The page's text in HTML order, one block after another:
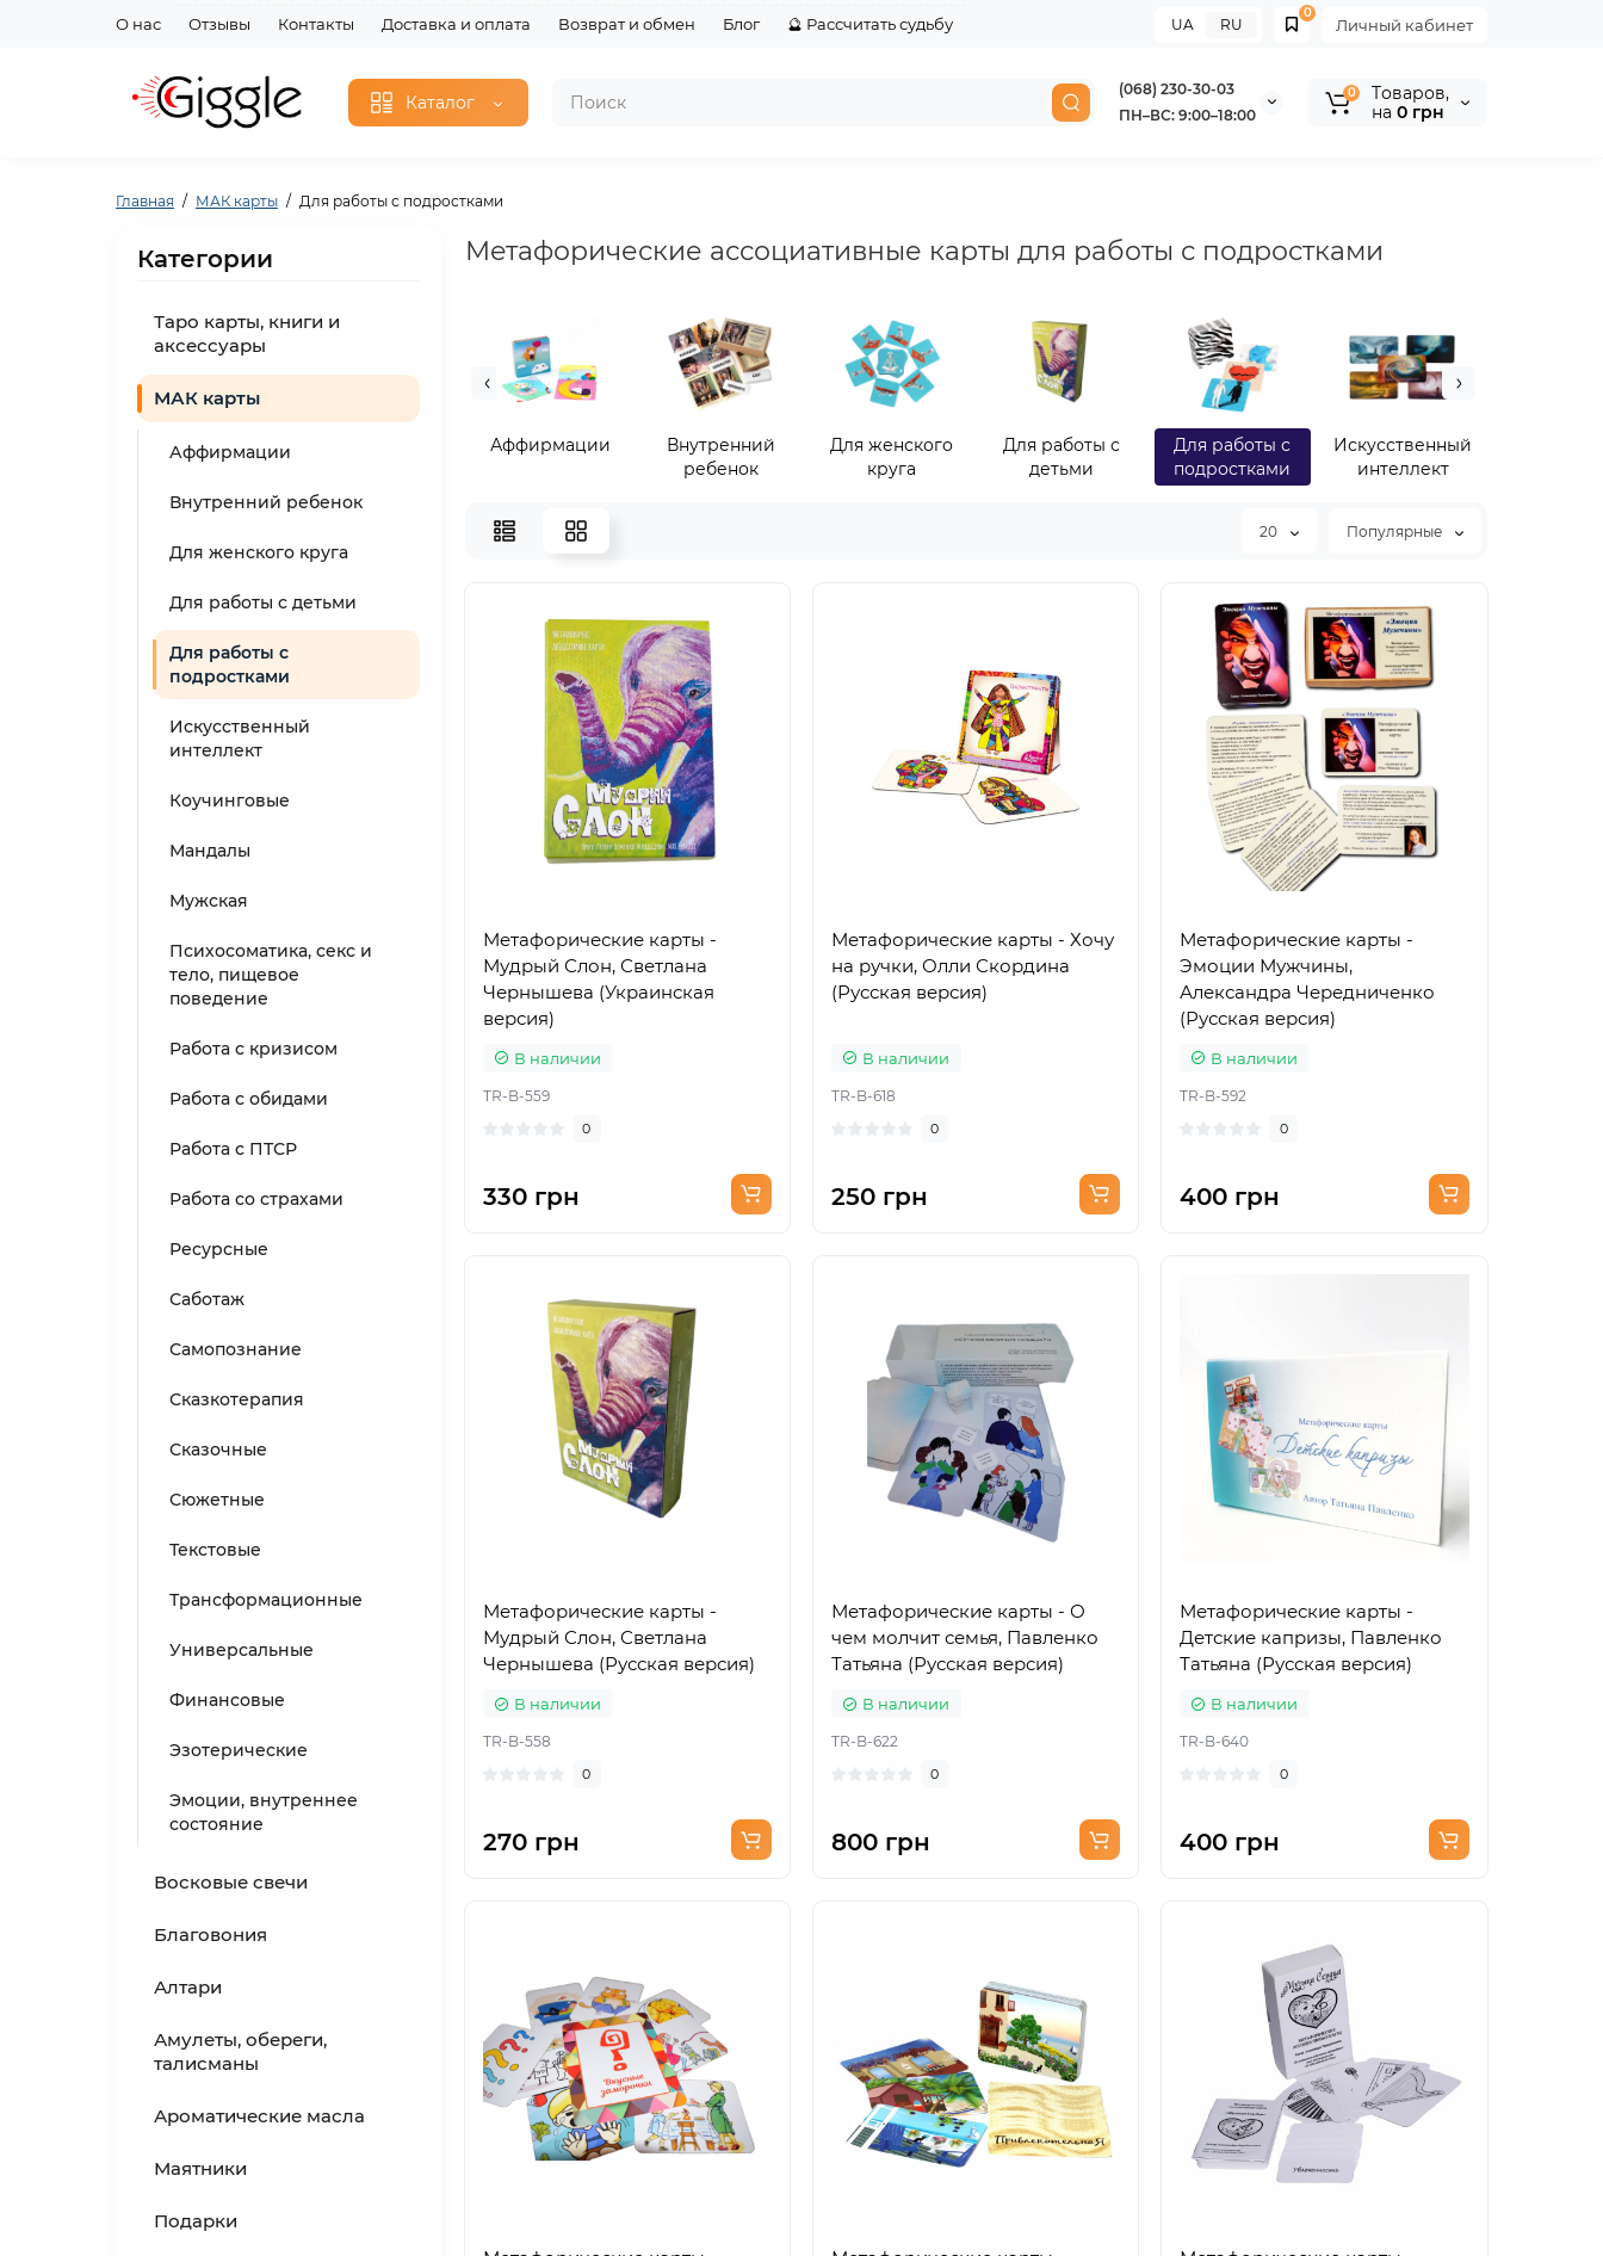
О нас Отзывы Контакты Доставка и оплата Возврат и обмен Блог 🔮 Рассчитать судьбу Личный кабинет
0
UA RU
Каталог
(068) 230-30-03
ПН–ВС: 9:00–18:00
0
Tоваров,
на 0 грн
Главная МАК карты Для работы с подростками
Категории
Таро карты, книги и
аксессуары
МАК карты
Аффирмации
Внутренний ребенок
Для женского круга
Для работы с детьми
Для работы с
подростками
Искусственный
интеллект
Коучинговые
Мандалы
Мужская
Психосоматика, секс и
тело, пищевое
поведение
Работа с кризисом
Работа с обидами
Работа с ПТСР
Работа со страхами
Ресурсные
Саботаж
Самопознание
Сказкотерапия
Сказочные
Сюжетные
Текстовые
Трансформационные
Универсальные
Финансовые
Эзотерические
Эмоции, внутреннее
состояние
Восковые свечи
Благовония
Алтари
Амулеты, обереги,
талисманы
Ароматические масла
Маятники
Подарки
Метафорические ассоциативные карты для работы с подростками
Аффирмации
Внутренний
ребенок
Для женского
круга
Для работы с
детьми
Для работы с
подростками
Искусственный
интеллект
20 Популярные
Метафорические карты -
Мудрый Слон, Светлана
Чернышева (Украинская
версия)
В наличии
TR-B-559
0
330 грн
Метафорические карты - Хочу
на ручки, Олли Скордина
(Русская версия)
В наличии
TR-B-618
0
250 грн
Метафорические карты -
Эмоции Мужчины,
Александра Чередниченко
(Русская версия)
В наличии
TR-B-592
0
400 грн
Метафорические карты -
Мудрый Слон, Светлана
Чернышева (Русская версия)
В наличии
TR-B-558
0
270 грн
Метафорические карты - О
чем молчит семья, Павленко
Татьяна (Русская версия)
В наличии
TR-B-622
0
800 грн
Метафорические карты -
Детские капризы, Павленко
Татьяна (Русская версия)
В наличии
TR-B-640
0
400 грн